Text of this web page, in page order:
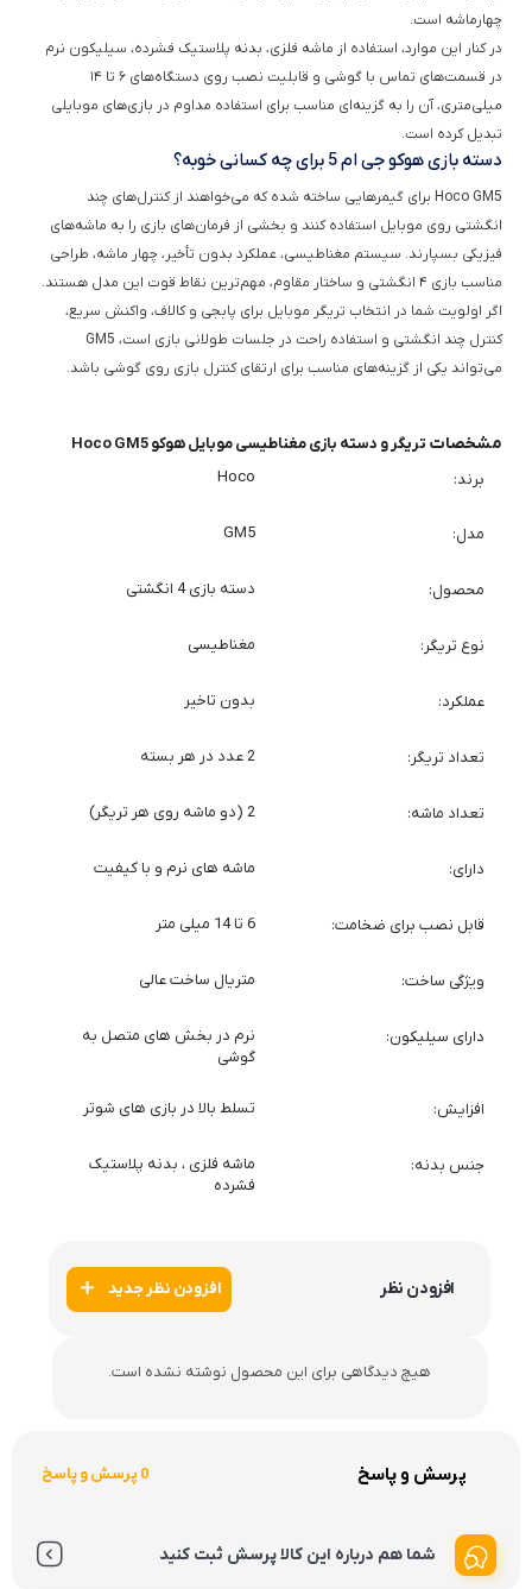
در کنار این موارد، استفاده از ماشه فلزی، بدنه پلاستیک فشرده، سیلیکون نرم
در قسمت‌های تماس با گوشی و قابلیت نصب روی دستگاه‌های ۶ تا ۱۴
میلی‌متری، آن را به گزینه‌ای مناسب برای استفاده مداوم در بازی‌های موبایلی
تبدیل کرده است.
دسته بازی هوکو جی ام 5 برای چه کسانی خوبه؟
Hoco GM5 برای گیمرهایی ساخته شده که می‌خواهند از کنترل‌های چند
انگشتی روی موبایل استفاده کنند و بخشی از فرمان‌های بازی را به ماشه‌های
فیزیکی بسپارند. سیستم مغناطیسی، عملکرد بدون تأخیر، چهار ماشه، طراحی
مناسب بازی ۴ انگشتی و ساختار مقاوم، مهم‌ترین نقاط قوت این مدل هستند.
اگر اولویت شما در انتخاب تریگر موبایل برای پابجی و کالاف، واکنش سریع،
کنترل چند انگشتی و استفاده راحت در جلسات طولانی بازی است، GM5
می‌تواند یکی از گزینه‌های مناسب برای ارتقای کنترل بازی روی گوشی باشد.
پرسش و پاسخ 0 پرسش و پاسخ
شما هم درباره این کالا پرسش ثبت کنید
آدرس ایمیل
خدمات
از جدید‌ترین تخفیف‌ها باخبر شوید!